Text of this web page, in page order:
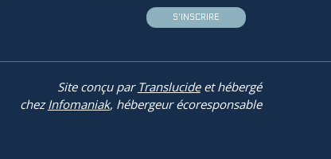
Site conçu par Translucideet hébergé
chezInfomaniak, hébergeur écoresponsable